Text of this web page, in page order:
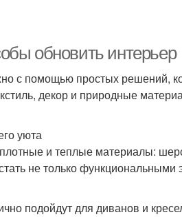
обновить интерьер
с помощью простых решений,
декор и природные
уюта
и теплые материалы:
не только
подойдут для диванов и